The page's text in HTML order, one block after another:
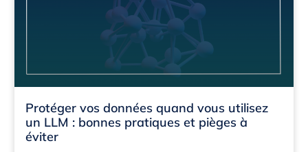
Protéger vos données quand vous utilisez
un LLM : bonnes pratiques et pièges à
éviter